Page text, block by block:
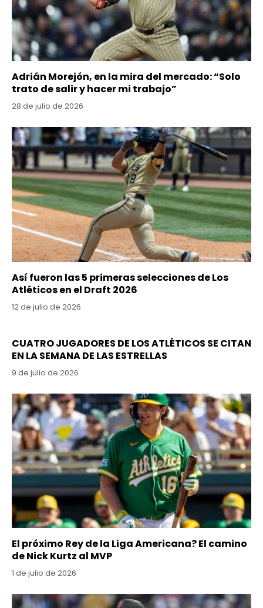
Adrián Morejón, en la mira del mercado: “Solo
trato de salir y hacer mi trabajo”
28 de julio de 2026
Así fueron las 5 primeras selecciones de Los
Atléticos en el Draft 2026
12 de julio de 2026
CUATRO JUGADORES DE LOS ATLÉTICOS SE CITAN
EN LA SEMANA DE LAS ESTRELLAS
9 de julio de 2026
El próximo Rey de la Liga Americana? El camino
de Nick Kurtz al MVP
1 de julio de 2026